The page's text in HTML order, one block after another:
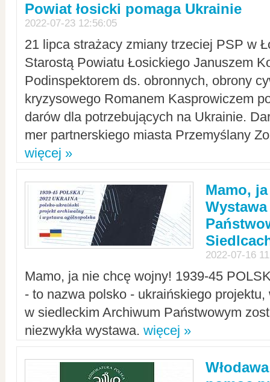
Powiat łosicki pomaga Ukrainie
2022-07-23 12:56:05
21 lipca strażacy zmiany trzeciej PSP w
Starostą Powiatu Łosickiego Januszem
Podinspektorem ds. obronnych, obrony
kryzysowego Romanem Kasprowiczem
darów dla potrzebujących na Ukrainie.
mer partnerskiego miasta Przemyślany
więcej »
Mamo,
2022-07-16
Mamo, ja nie chcę wojny! 1939-45
- to nazwa polsko - ukraińskiego
w siedleckim Archiwum Państwowym
niezwykła wystawa. więcej »